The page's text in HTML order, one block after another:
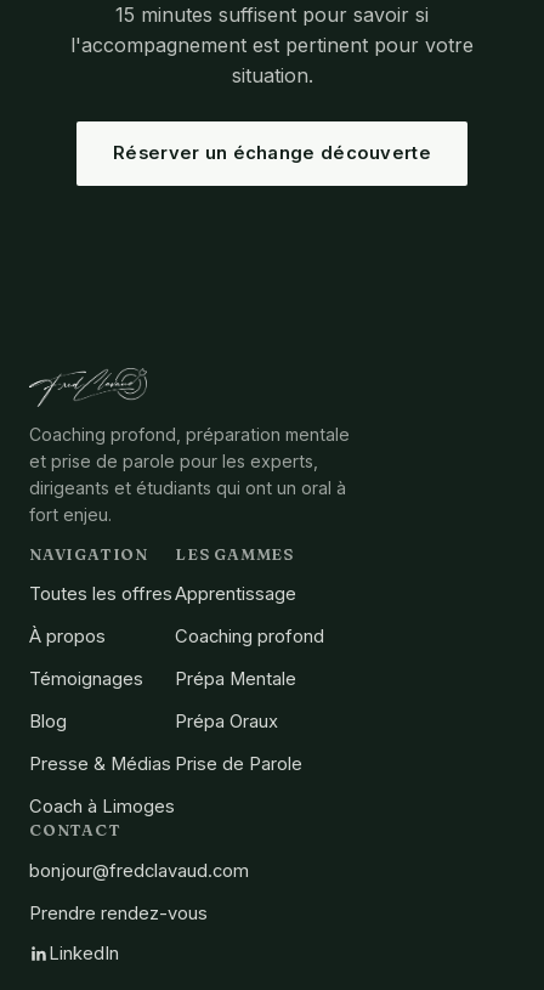
15 minutes suffisent pour savoir si
l'accompagnement est pertinent pour votre
situation.
Réserver un échange découverte
Coaching profond, préparation mentale
et prise de parole pour les experts,
dirigeants et étudiants qui ont un oral à
fort enjeu.
NAVIGATION
Toutes les offres
À propos
Témoignages
Blog
Presse & Médias
Coach à Limoges
LES GAMMES
Apprentissage
Coaching profond
Prépa Mentale
Prépa Oraux
Prise de Parole
CONTACT
bonjour@fredclavaud.com
Prendre rendez-vous
LinkedIn